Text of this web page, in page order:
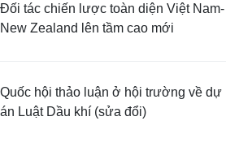
Đối tác chiến lược toàn diện Việt Nam-
New Zealand lên tầm cao mới
Quốc hội thảo luận ở hội trường về dự
án Luật Dầu khí (sửa đổi)